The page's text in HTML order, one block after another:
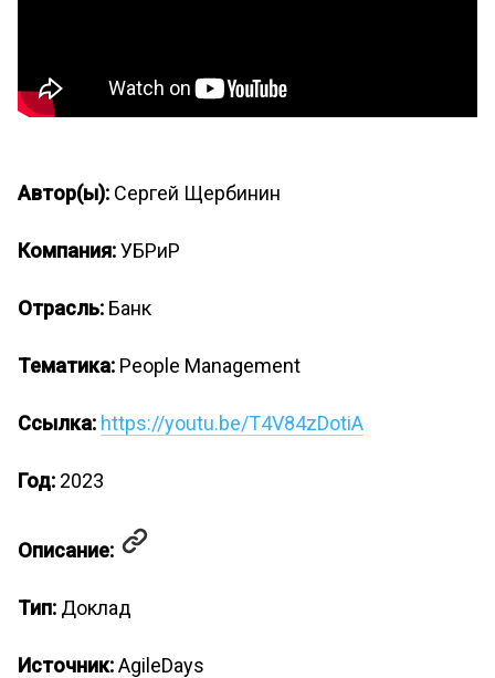
Автор(ы): Сергей Щербинин
Компания:УБРиР
Отрасль: Банк
Тематика: People Management
Ссылка: https://youtu.be/T4V84zDotiA
Год: 2023
Описание:
Тип: Доклад
Источник:AgileDays